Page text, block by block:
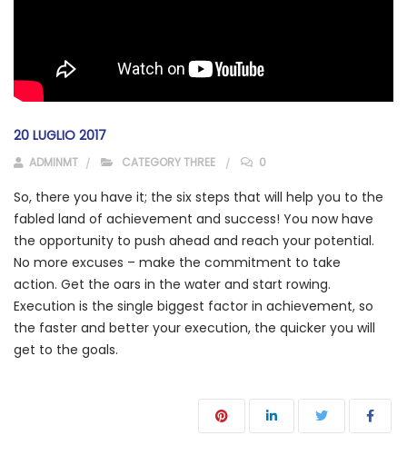
20 LUGLIO 2017
ADMINMT CATEGORY THREE 0
So, there you have it; the six steps that will help you to the
fabled land of achievement and success! You now have
the opportunity to push ahead and reach your potential.
No more excuses – make the commitment to take
action. Get the oars in the water and start rowing.
Execution is the single biggest factor in achievement, so
the faster and better your execution, the quicker you will
get to the goals.